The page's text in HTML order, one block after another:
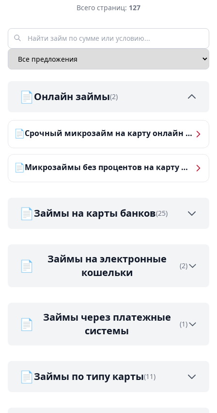
Всего страниц: 127
📄Онлайн займы(2)
📄 Срочный микрозайм на карту онлайн — получить деньги за 5 минут
📄 Микрозаймы без процентов на карту — ТОП-10 за 2026 год
📄Займы на карты банков(25)
📄
Займы на электронные
кошельки
(2)
📄
Займы через платежные
системы
(1)
📄Займы по типу карты(11)